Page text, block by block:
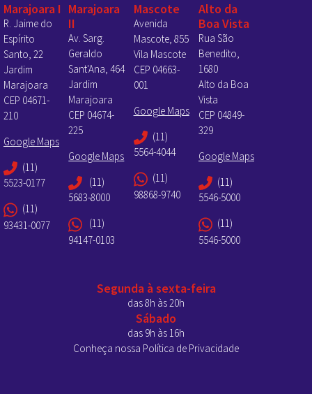
Marajoara I
R. Jaime do
Espírito
Santo, 22
Jardim
Marajoara
CEP 04671-
210
Google Maps
(11)
5523-0177
(11)
93431-0077
Marajoara
II
Av. Sarg.
Geraldo
Sant'Ana, 464
Jardim
Marajoara
CEP 04674-
225
Google Maps
(11)
5683-8000
(11)
94147-0103
Mascote
Avenida
Mascote, 855
Vila Mascote
CEP 04663-
001
Google Maps
(11)
5564-4044
(11)
98868-9740
Alto da
Boa Vista
Rua São
Benedito,
1680
Alto da Boa
Vista
CEP 04849-
329
Google Maps
(11)
5546-5000
(11)
5546-5000
Segunda à sexta-feira
das 8h às 20h
Sábado
das 9h às 16h
Conheça nossa Política de Privacidade